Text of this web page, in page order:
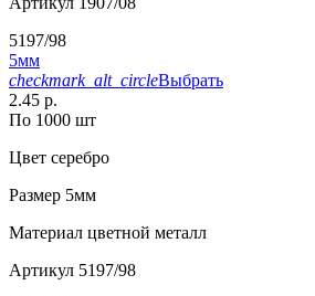
5197/98
5мм
checkmark_alt_circleВыбрать
2.45 р.
По 1000 шт
Цвет серебро
Размер 5мм
Материал цветной металл
Артикул 5197/98